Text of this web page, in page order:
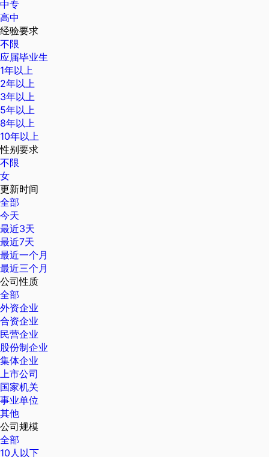
中专
高中
经验要求
不限
应届毕业生
1年以上
2年以上
3年以上
5年以上
8年以上
10年以上
性别要求
不限
女
更新时间
全部
今天
最近3天
最近7天
最近一个月
最近三个月
公司性质
全部
外资企业
合资企业
民营企业
股份制企业
集体企业
上市公司
国家机关
事业单位
其他
公司规模
全部
10人以下